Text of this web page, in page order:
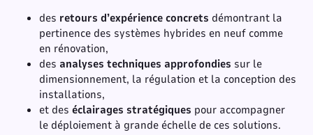
des retours d’expérience concrets démontrant la
pertinence des systèmes hybrides en neuf comme
en rénovation,
des analyses techniques approfondies sur le
dimensionnement, la régulation et la conception des
installations,
et des éclairages stratégiques pour accompagner
le déploiement à grande échelle de ces solutions.